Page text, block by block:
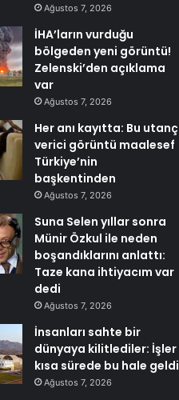
Ağustos 7, 2026
İHA’ların vurduğu
bölgeden yeni görüntü!
Zelenski’den açıklama
var
Ağustos 7, 2026
Her anı kayıtta: Bu utanç
verici görüntü maalesef
Türkiye’nin
başkentinden
Ağustos 7, 2026
Suna Selen yıllar sonra
Münir Özkul ile neden
boşandıklarını anlattı:
Taze kana ihtiyacım var
dedi
Ağustos 7, 2026
İnsanları sahte bir
dünyaya kilitlediler: İşler
kısa sürede bu hale geldi
Ağustos 7, 2026